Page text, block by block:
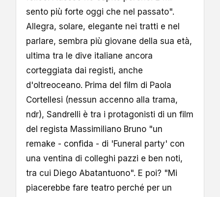
sento più forte oggi che nel passato".
Allegra, solare, elegante nei tratti e nel
parlare, sembra più giovane della sua età,
ultima tra le dive italiane ancora
corteggiata dai registi, anche
d'oltreoceano. Prima del film di Paola
Cortellesi (nessun accenno alla trama,
ndr), Sandrelli è tra i protagonisti di un film
del regista Massimiliano Bruno "un
remake - confida - di 'Funeral party' con
una ventina di colleghi pazzi e ben noti,
tra cui Diego Abatantuono". E poi? "Mi
piacerebbe fare teatro perché per un